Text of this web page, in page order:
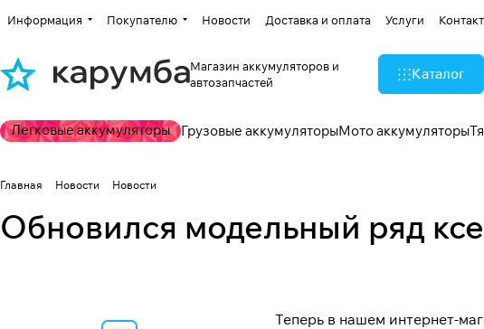
Информация Покупателю Новости Доставка и оплата Услуги
Магазин аккумуляторов и
автозапчастей
Каталог
Легковые аккумуляторы Грузовые аккумуляторыМото аккумуляторы
Главная Новости Новости
Обновился модельный ряд
Теперь в нашем интернет-